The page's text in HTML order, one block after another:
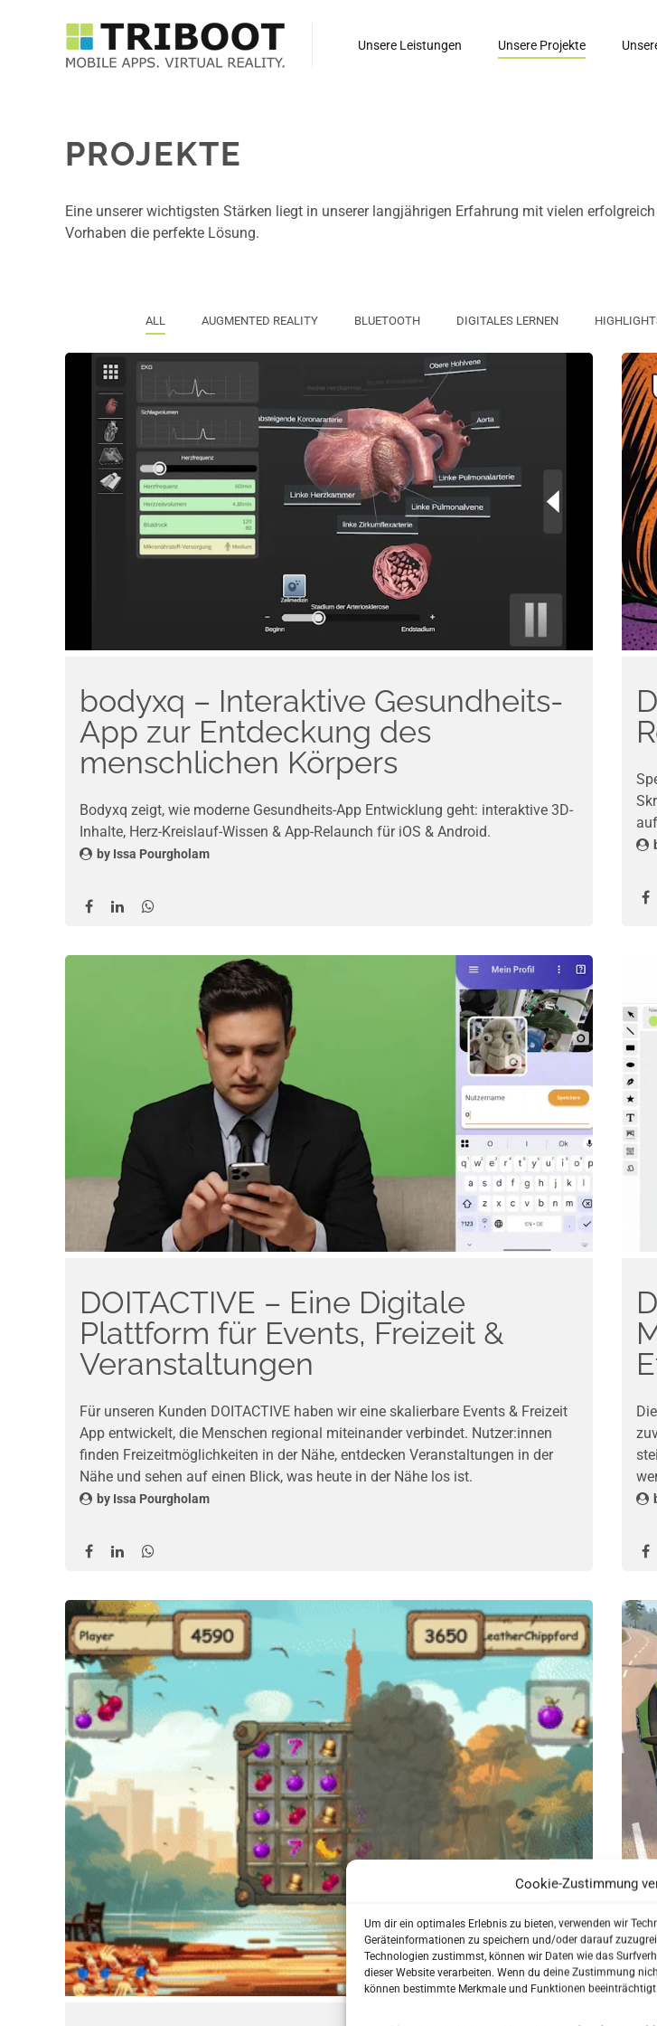
Cookie-Zustimmung
Um dir ein optimales Erlebnis zu bieten, verwenden wir
Geräteinformationen zu speichern und/oder darauf
Technologien zustimmst, können wir Daten wie das
dieser Website verarbeiten. Wenn du deine Zustimmung
können bestimmte Merkmale und Funktionen beeinträchtigt
Unsere Leistungen Unsere Projekte
PROJEKTE
Eine unserer wichtigsten Stärken liegt in unserer langjährigen Erfahrung mit vielen
Vorhaben die perfekte Lösung.
ALL AUGMENTED REALITY BLUETOOTH DIGITALES LERNEN
bodyxq – Interaktive Gesundheits-
App zur Entdeckung des
menschlichen Körpers
Bodyxq zeigt, wie moderne Gesundheits-App Entwicklung geht: interaktive 3D-
Inhalte, Herz-Kreislauf-Wissen & App-Relaunch für iOS & Android.
by Issa Pourgholam
DOITACTIVE – Eine Digitale
Plattform für Events, Freizeit &
Veranstaltungen
Für unseren Kunden DOITACTIVE haben wir eine skalierbare Events & Freizeit
App entwickelt, die Menschen regional miteinander verbindet. Nutzer:innen
finden Freizeitmöglichkeiten in der Nähe, entdecken Veranstaltungen in der
Nähe und sehen auf einen Blick, was heute in der Nähe los ist.
by Issa Pourgholam